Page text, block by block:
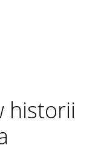
historii